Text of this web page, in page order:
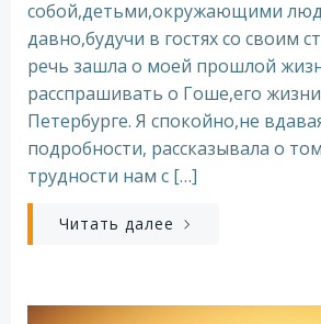
собой,детьми,окружающими
давно,будучи в гостях со своим
речь зашла о моей прошлой
расспрашивать о Гоше,его
Петербурге. Я спокойно,не
подробности, рассказывала о
трудности нам с […]
Читать далее